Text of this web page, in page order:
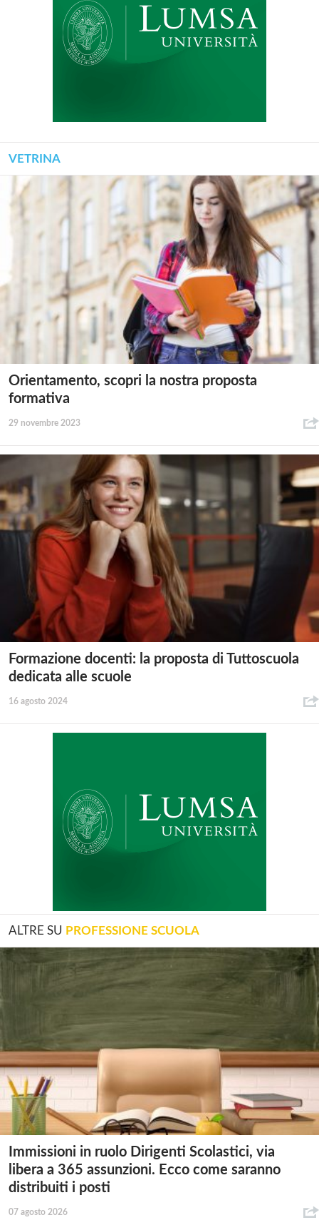
VETRINA
Orientamento, scopri la nostra proposta
formativa
29 novembre 2023
Formazione docenti: la proposta di Tuttoscuola
dedicata alle scuole
16 agosto 2024
ALTRE SU PROFESSIONE SCUOLA
Immissioni in ruolo Dirigenti Scolastici, via
libera a 365 assunzioni. Ecco come saranno
distribuiti i posti
07 agosto 2026